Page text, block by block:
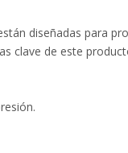
diseñadas para
clave de este